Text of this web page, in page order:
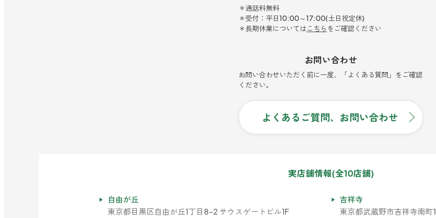
＊通話料無料
＊受付：平日10:00～17:00(土日祝定休)
＊長期休業については こちら をご確認ください
お問い合わせ
お問い合わせいただく前に一度、「よくある質問」をご確認
ください。
よくあるご質問、お問い合わせ
実店舗情報(全10店舗)
自由が丘
東京都目黒区自由が丘1丁目8-2 サウスゲートビル1F
吉祥寺
東京都武蔵野市吉祥寺南